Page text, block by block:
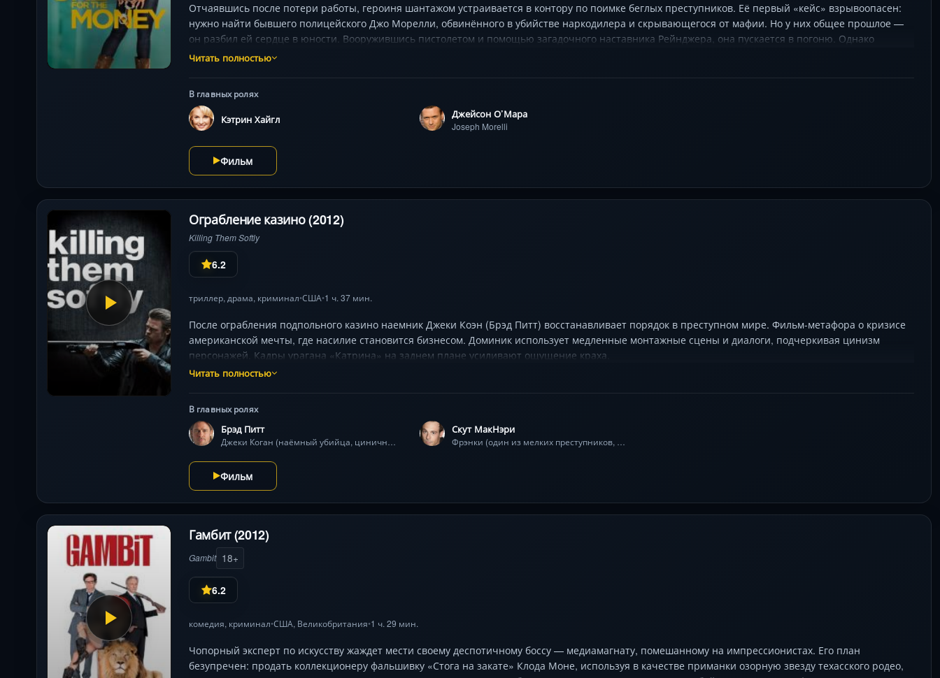
Отчаявшись после потери работы, героиня шантажом устраивается в контору по поимке беглых преступников. Её первый «кейс» взрывоопасен:
нужно найти бывшего полицейского Джо Морелли, обвинённого в убийстве наркодилера и скрывающегося от мафии. Но у них общее прошлое —
он разбил ей сердце в юности. Вооружившись пистолетом и помощью загадочного наставника Рейнджера, она пускается в погоню. Однако
столкновение с бывшим возлюбленным пробуждает старые чувства, а криминальные сети оказываются опаснее, чем казалось. Теперь ей
Читать полностью
В главных ролях
Кэтрин Хайгл Джейсон О’Мара
Joseph Morelli
Фильм
Ограбление казино (2012)
Killing Them Softly
6.2
триллер, драма, криминал•США•1 ч. 37 мин.
После ограбления подпольного казино наемник Джеки Коэн (Брэд Питт) восстанавливает порядок в преступном мире. Фильм-метафора о кризисе
американской мечты, где насилие становится бизнесом. Доминик использует медленные монтажные сцены и диалоги, подчеркивая цинизм
персонажей. Кадры урагана «Катрина» на заднем плане усиливают ощущение краха.
Читать полностью
В главных ролях
Брэд Питт
Джеки Коган (наёмный убийца, циничный профессионал)
Скут МакНэри
Фрэнки (один из мелких преступников, ограбивших казино)
Фильм
Гамбит (2012)
Gambit 18+
6.2
комедия, криминал•США, Великобритания•1 ч. 29 мин.
Чопорный эксперт по искусству жаждет мести своему деспотичному боссу — медиамагнату, помешанному на импрессионистах. Его план
безупречен: продать коллекционеру фальшивку «Стога на закате» Клода Моне, используя в качестве приманки озорную звезду техасского родео,